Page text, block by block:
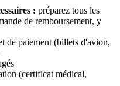
: préparez tous les
de remboursement, y
de paiement (billets d'avion,
(certificat médical,